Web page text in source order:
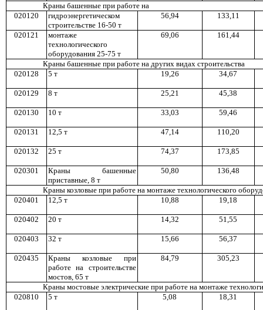
Краны башенные при работе на
020120
гидроэнергетическом
строительстве 16-50 т
56,94 1 33,1 1
020121
монтаже
технологического
оборудования 25-75 т
69,06 161,44
Краны башенные при работе на других видах строительства
020128
5 т 1 9,26 34,67
020129 8 т 25,21 45,38
020130 10 т 33,03 59,46
020131 1 2,5 т 47,1 4 11 0,20
020132 25 т 74,37 173,85
020301
Краны башенные
приставные, 8 т
50,80 136,48
Краны козловые при работе на монтаже технологического обору
020401
1 2,5 т 1 0,88 19,18
020402 20 т 1 4,32 51,55
020403 32 т 15,66 56,37
020435
Краны козловые при
работе на строительстве
мостов, 65 т
84,79 305,23
Краны мостовые электрические при работе на монтаже
020810
5 т 5,08 18,31